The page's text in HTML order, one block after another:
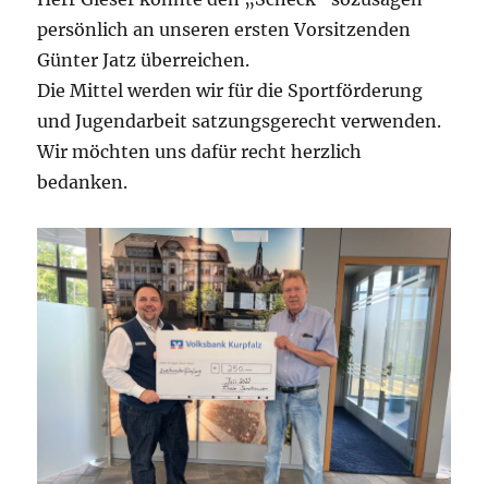
persönlich an unseren ersten Vorsitzenden
Günter Jatz überreichen.
Die Mittel werden wir für die Sportförderung
und Jugendarbeit satzungsgerecht verwenden.
Wir möchten uns dafür recht herzlich
bedanken.